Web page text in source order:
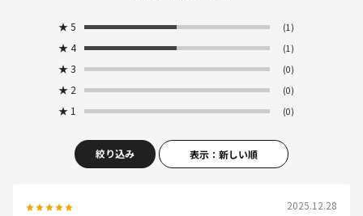
★ 5 (1)
★ 4 (1)
★ 3 (0)
★ 2 (0)
★ 1 (0)
絞り込み 表示：新しい順
2025.12.28